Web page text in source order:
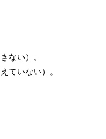
ない）。
ていない）。